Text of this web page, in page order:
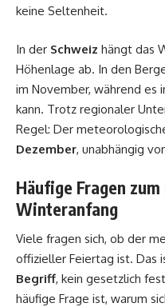
keine Seltenheit.
In der Schweiz hängt das
Höhenlage ab. In den
im November, während es
kann. Trotz regionaler
Regel: Der
Dezember, unabhängig
Häufige Fragen
Winteranfang
Viele fragen sich, ob der
offizieller Feiertag ist. Das
Begriff, kein gesetzlich
häufige Frage ist, warum